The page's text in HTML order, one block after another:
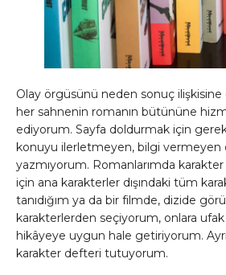
Olay örgüsünü neden sonuç
her sahnenin romanın bütününe
ediyorum. Sayfa doldurmak için
konuyu ilerletmeyen, bilgi vermeyen
yazmıyorum. Romanlarımda karakter
için ana karakterler dışındaki tüm
tanıdığım ya da bir filmde, dizide
karakterlerden seçiyorum, onlara
hikâyeye uygun hale getiriyorum.
karakter defteri tutuyorum.